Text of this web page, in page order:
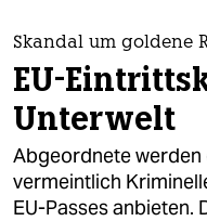
themen
politik
öko
gesellschaft
Skandal um goldene
EU-
Unterwelt
Abgeordnete werden
vermeintlich
EU-Passes anbieten.